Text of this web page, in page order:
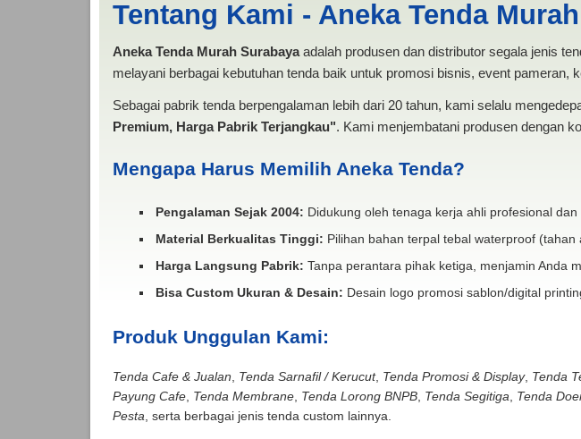
Tentang Kami - Aneka Tenda
Aneka Tenda Murah Surabayaadalah produsen dan distributor segala jenis
melayani berbagai kebutuhan tenda baik untuk promosi bisnis, event pameran,
Sebagai pabrik tenda berpengalaman lebih dari 20 tahun, kami selalu
Premium, Harga Pabrik Terjangkau". Kami menjembatani produsen dengan
Mengapa Harus Memilih Aneka Tenda?
Pengalaman Sejak 2004: Didukung oleh tenaga kerja ahli profesional
Material Berkualitas Tinggi: Pilihan bahan terpal tebal waterproof
Harga Langsung Pabrik: Tanpa perantara pihak ketiga, menjamin Anda
Bisa Custom Ukuran & Desain: Desain logo promosi sablon/digital
Produk Unggulan Kami:
Tenda Cafe & Jualan Tenda Sarnafil / Kerucut, Tenda Promosi & Display, Tenda
Payung Cafe, Tenda Membrane, Tenda Lorong BNPB, Tenda Segitiga Tenda
Pesta , serta berbagai jenis tenda custom lainnya.